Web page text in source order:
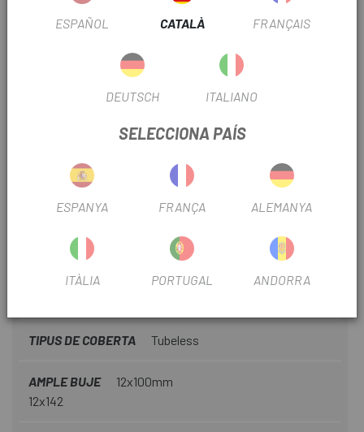
MATERIAL
MODALITAT CARRETERA Rendimiento
Disco
Nº PIÑONES
OUTLET Si
TIPUS TRANSMISSIÓ Electrònica
TIPUS DE COBERTA Tubeless
AMPLE BUJE
12x100mm
12x142
ESPAÑOL CATALÀ FRANÇAIS
DEUTSCH ITALIANO
SELECCIONA PAÍS
ESPANYA FRANÇA ALEMANYA
ITÀLIA PORTUGAL ANDORRA